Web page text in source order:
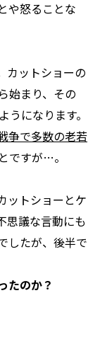
や怒ることな
カットショーの
始まり、その
うになります。
争で多数の老若
ですが…。
ットショーとケ
思議な言動にも
したが、後半で
たのか？